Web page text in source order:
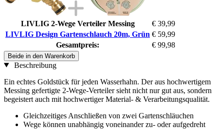
LIVLIG 2-Wege Verteiler Messing
€ 39,99
LIVLIG Design Gartenschlauch 20m, Grün € 59,99
Gesamtpreis:
€ 99,98
Beide in den Warenkorb
Beschreibung
Ein echtes Goldstück für jeden Wasserhahn. Der aus hochwertigem
Messing gefertigte 2-Wege-Verteiler sieht nicht nur gut aus, sondern
begeistert auch mit hochwertiger Material- & Verarbeitungsqualität.
Gleichzeitiges Anschließen von zwei Gartenschläuchen
Wege können unabhängig voneinander zu- oder aufgedreht